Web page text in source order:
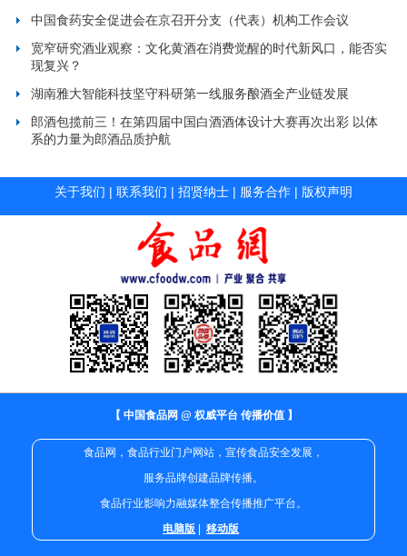
中国食药安全促进会在京召开分支（代表）机构工作会议
宽窄研究酒业观察：文化黄酒在消费觉醒的时代新风口，能否实
现复兴？
湖南雅大智能科技坚守科研第一线服务酿酒全产业链发展
郎酒包揽前三！在第四届中国白酒酒体设计大赛再次出彩 以体
系的力量为郎酒品质护航
关于我们 | 联系我们 | 招贤纳士 | 服务合作 | 版权声明
【 中国食品网 @ 权威平台 传播价值 】
食品网，食品行业门户网站，宣传食品安全发展，
服务品牌创建品牌传播。
食品行业影响力融媒体整合传播推广平台。
电脑版 | 移动版